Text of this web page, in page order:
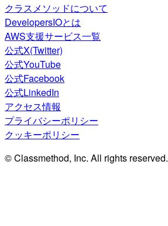
クラスメソッドについて
DevelopersIOとは
AWS支援サービス一覧
公式X(Twitter)
公式YouTube
公式Facebook
公式LinkedIn
アクセス情報
プライバシーポリシー
クッキーポリシー
© Classmethod, Inc. All rights reserved.